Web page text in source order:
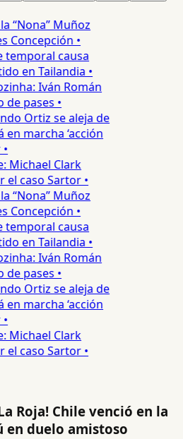
“Nona” Muñoz
Concepción •
temporal causa
en Tailandia •
Iván Román
pases •
Ortiz se aleja de
marcha ‘acción
Michael Clark
caso Sartor •
“Nona” Muñoz
Concepción •
temporal causa
en Tailandia •
Iván Román
pases •
Ortiz se aleja de
marcha ‘acción
Michael Clark
caso Sartor •
Roja! Chile venció en la
en duelo amistoso